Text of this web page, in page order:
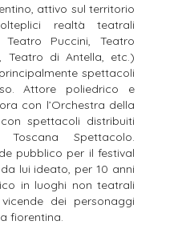
attivo sul territorio
realtà teatrali
Puccini, Teatro
Teatro di Antella, etc.)
spettacoli
Attore poliedrico e
con l’Orchestra della
spettacoli distribuiti
Toscana Spettacolo.
pubblico per il festival
da lui ideato, per 10 anni
in luoghi non teatrali
dei personaggi
fiorentina.